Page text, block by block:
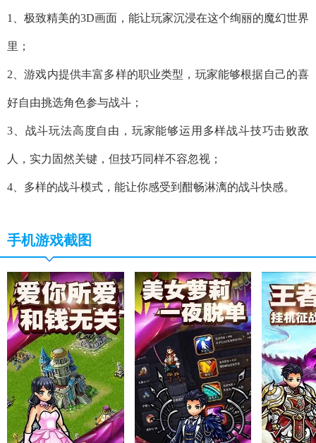
1、极致精美的3D画面，能让玩家沉浸在这个绚丽的魔幻世界
里；
2、游戏内提供丰富多样的职业类型，玩家能够根据自己的喜
好自由挑选角色参与战斗；
3、战斗玩法高度自由，玩家能够运用多样战斗技巧击败敌
人，实力固然关键，但技巧同样不容忽视；
4、多样的战斗模式，能让你感受到酣畅淋漓的战斗快感。
手机游戏截图